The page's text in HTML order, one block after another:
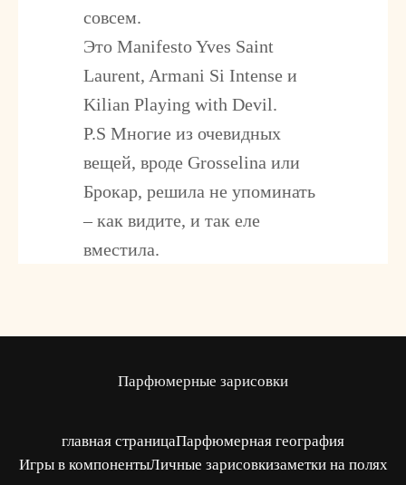
совсем.
Это Manifesto Yves Saint
Laurent, Armani Si Intense и
Kilian Playing with Devil.
P.S Многие из очевидных
вещей, вроде Grosselina или
Брокар, решила не упоминать
– как видите, и так еле
вместила.
Парфюмерные зарисовки
главная страницаПарфюмерная география
Игры в компонентыЛичные зарисовкизаметки на полях